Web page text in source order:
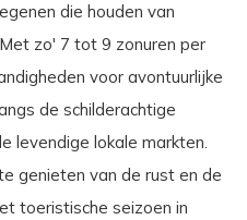
die houden van
zo' 7 tot 9 zonuren per
voor avontuurlijke
de schilderachtige
levendige lokale markten.
genieten van de rust en de
toeristische seizoen in